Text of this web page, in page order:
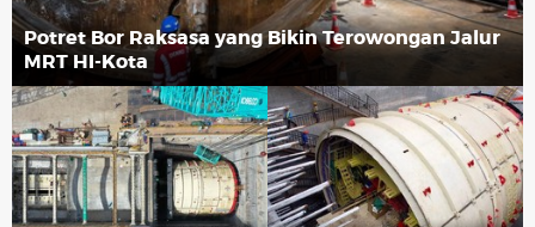
Potret Bor Raksasa yang Bikin Terowongan Jalur
MRT HI-Kota